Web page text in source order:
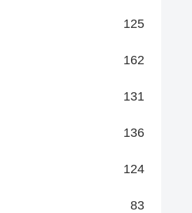
125
162
131
136
124
83